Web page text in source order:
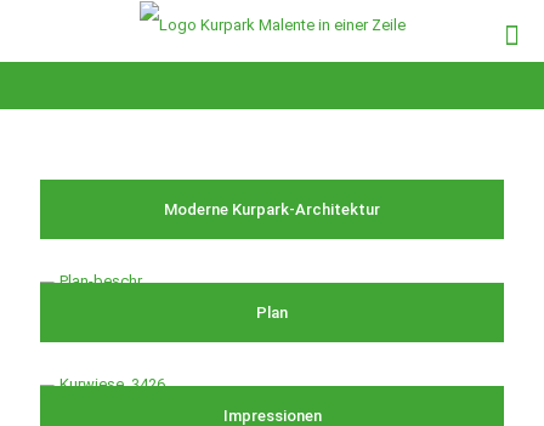
Moderne Kurpark-Architektur
Plan
Impressionen